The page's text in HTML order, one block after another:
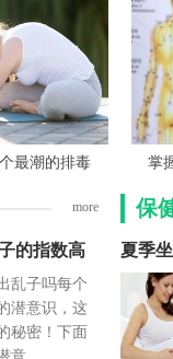
最潮的排毒 掌
more
的指数高
乱子吗每个
潜意识，这
秘密！下面
保
夏季